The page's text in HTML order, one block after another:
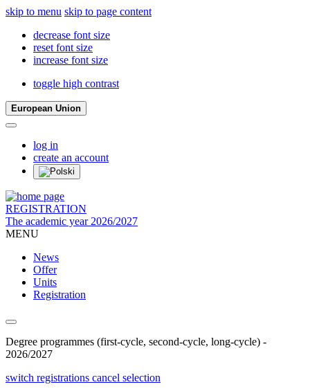
skip to menu skip to page content
decrease font size
reset font size
increase font size
toggle high contrast
European Union
log in
create an account
REGISTRATION
The academic year 2026/2027
MENU
News
Offer
Units
Registration
Degree programmes (first-cycle, second-cycle, long-cycle) -
2026/2027
switch registrations cancel selection